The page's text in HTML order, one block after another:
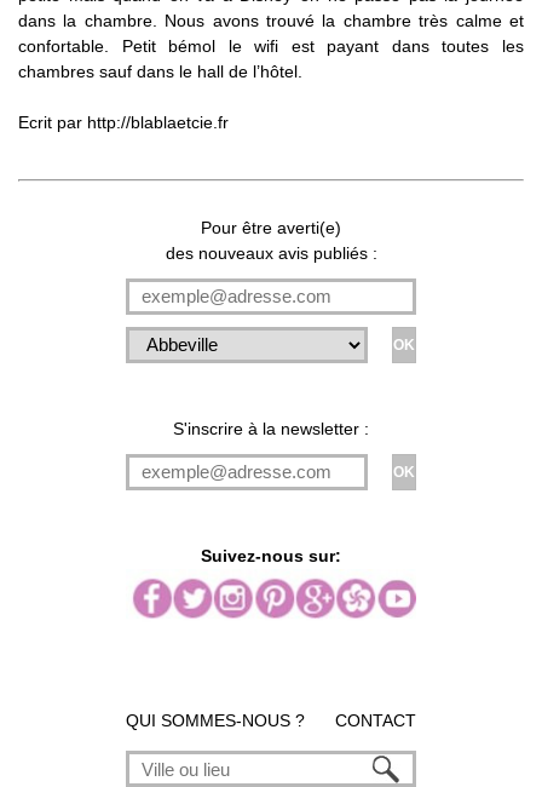
dans la chambre. Nous avons trouvé la chambre très calme et
confortable. Petit bémol le wifi est payant dans toutes les
chambres sauf dans le hall de l’hôtel.
Ecrit par http://blablaetcie.fr
Pour être averti(e)
des nouveaux avis publiés :
S'inscrire à la newsletter :
Suivez-nous sur:
QUI SOMMES-NOUS ? CONTACT